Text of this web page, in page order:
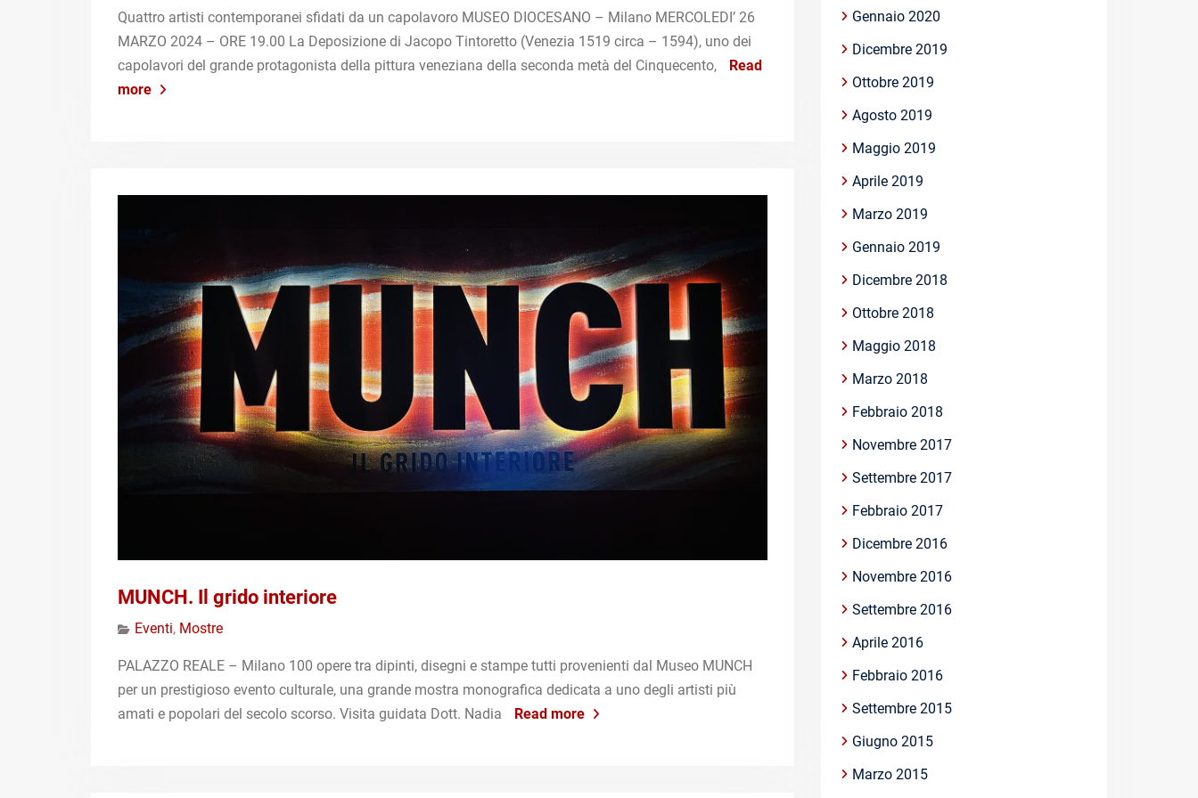
Quattro artisti contemporanei sfidati da un capolavoro MUSEO DIOCESANO – Milano MERCOLEDI’ 26
MARZO 2024 – ORE 19.00 La Deposizione di Jacopo Tintoretto (Venezia 1519 circa – 1594), uno dei
capolavori del grande protagonista della pittura veneziana della seconda metà del Cinquecento,
Read
more
MUNCH. Il grido interiore
Eventi, Mostre
PALAZZO REALE – Milano 100 opere tra dipinti, disegni e stampe tutti provenienti dal Museo MUNCH
per un prestigioso evento culturale, una grande mostra monografica dedicata a uno degli artisti più
amati e popolari del secolo scorso. Visita guidata Dott. Nadia
Read more
Gennaio 2020
Dicembre 2019
Ottobre 2019
Agosto 2019
Maggio 2019
Aprile 2019
Marzo 2019
Gennaio 2019
Dicembre 2018
Ottobre 2018
Maggio 2018
Marzo 2018
Febbraio 2018
Novembre 2017
Settembre 2017
Febbraio 2017
Dicembre 2016
Novembre 2016
Settembre 2016
Aprile 2016
Febbraio 2016
Settembre 2015
Giugno 2015
Marzo 2015